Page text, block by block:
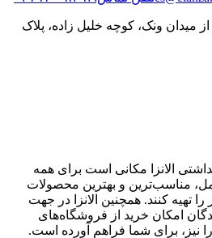
از میدان ونک، کوچه خلیل زاده، پلاک
الانزا مکانی است برای همه
کامل، مناسب‌ترین و بهترین محصولات
را تهیه کنند. همچنین الانزا در جهت
امکان خرید از فروشگاه‌های
نیز، برای شما فراهم آورده است.